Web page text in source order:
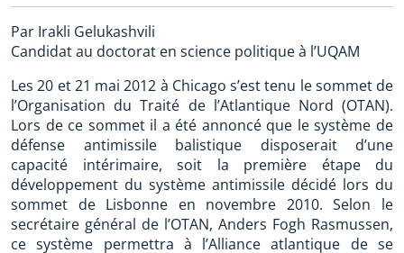
Par Irakli Gelukashvili
Candidat au doctorat en science politique à l’UQAM
Les 20 et 21 mai 2012 à Chicago s’est tenu le sommet de
l’Organisation du Traité de l’Atlantique Nord (OTAN).
Lors de ce sommet il a été annoncé que le système de
défense antimissile balistique disposerait d’une
capacité intérimaire, soit la première étape du
développement du système antimissile décidé lors du
sommet de Lisbonne en novembre 2010. Selon le
secrétaire général de l’OTAN, Anders Fogh Rasmussen,
ce système permettra à l’Alliance atlantique de se